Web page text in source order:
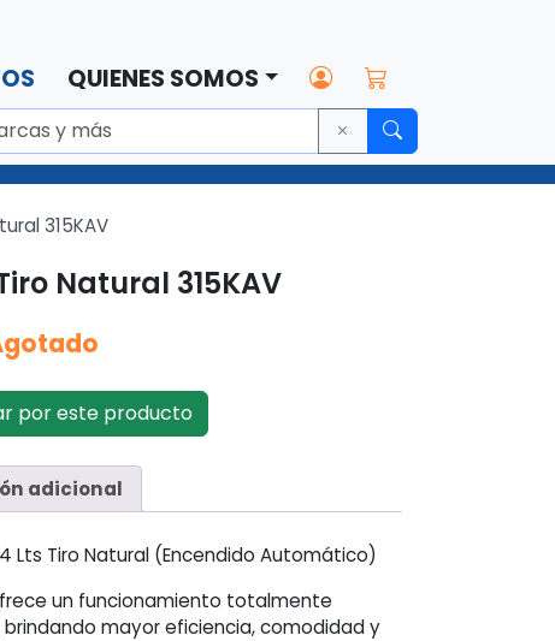
QUIENES SOMOS
315KAV
Natural 315KAV
por este producto
adicional
Lts Tiro Natural (Encendido Automático)
un funcionamiento totalmente
mayor eficiencia, comodidad y